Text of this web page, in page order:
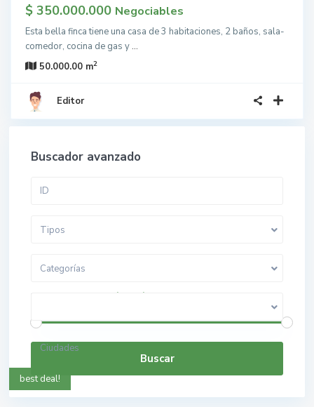
$ 350.000.000 Negociables
Esta bella finca tiene una casa de 3 habitaciones, 2 baños, sala-
comedor, cocina de gas y...
50.000.00 m2
Editor
Buscador avanzado
Tipos
Categorías
Rango de precios: $ 0 a $ 5.000.000.000
Ciudades
Buscar
best deal!